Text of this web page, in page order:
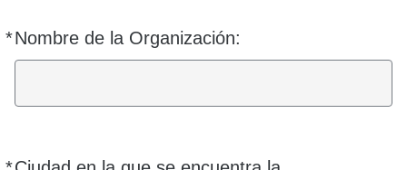
*Nombre de la Organización:
Requerido
Requerido